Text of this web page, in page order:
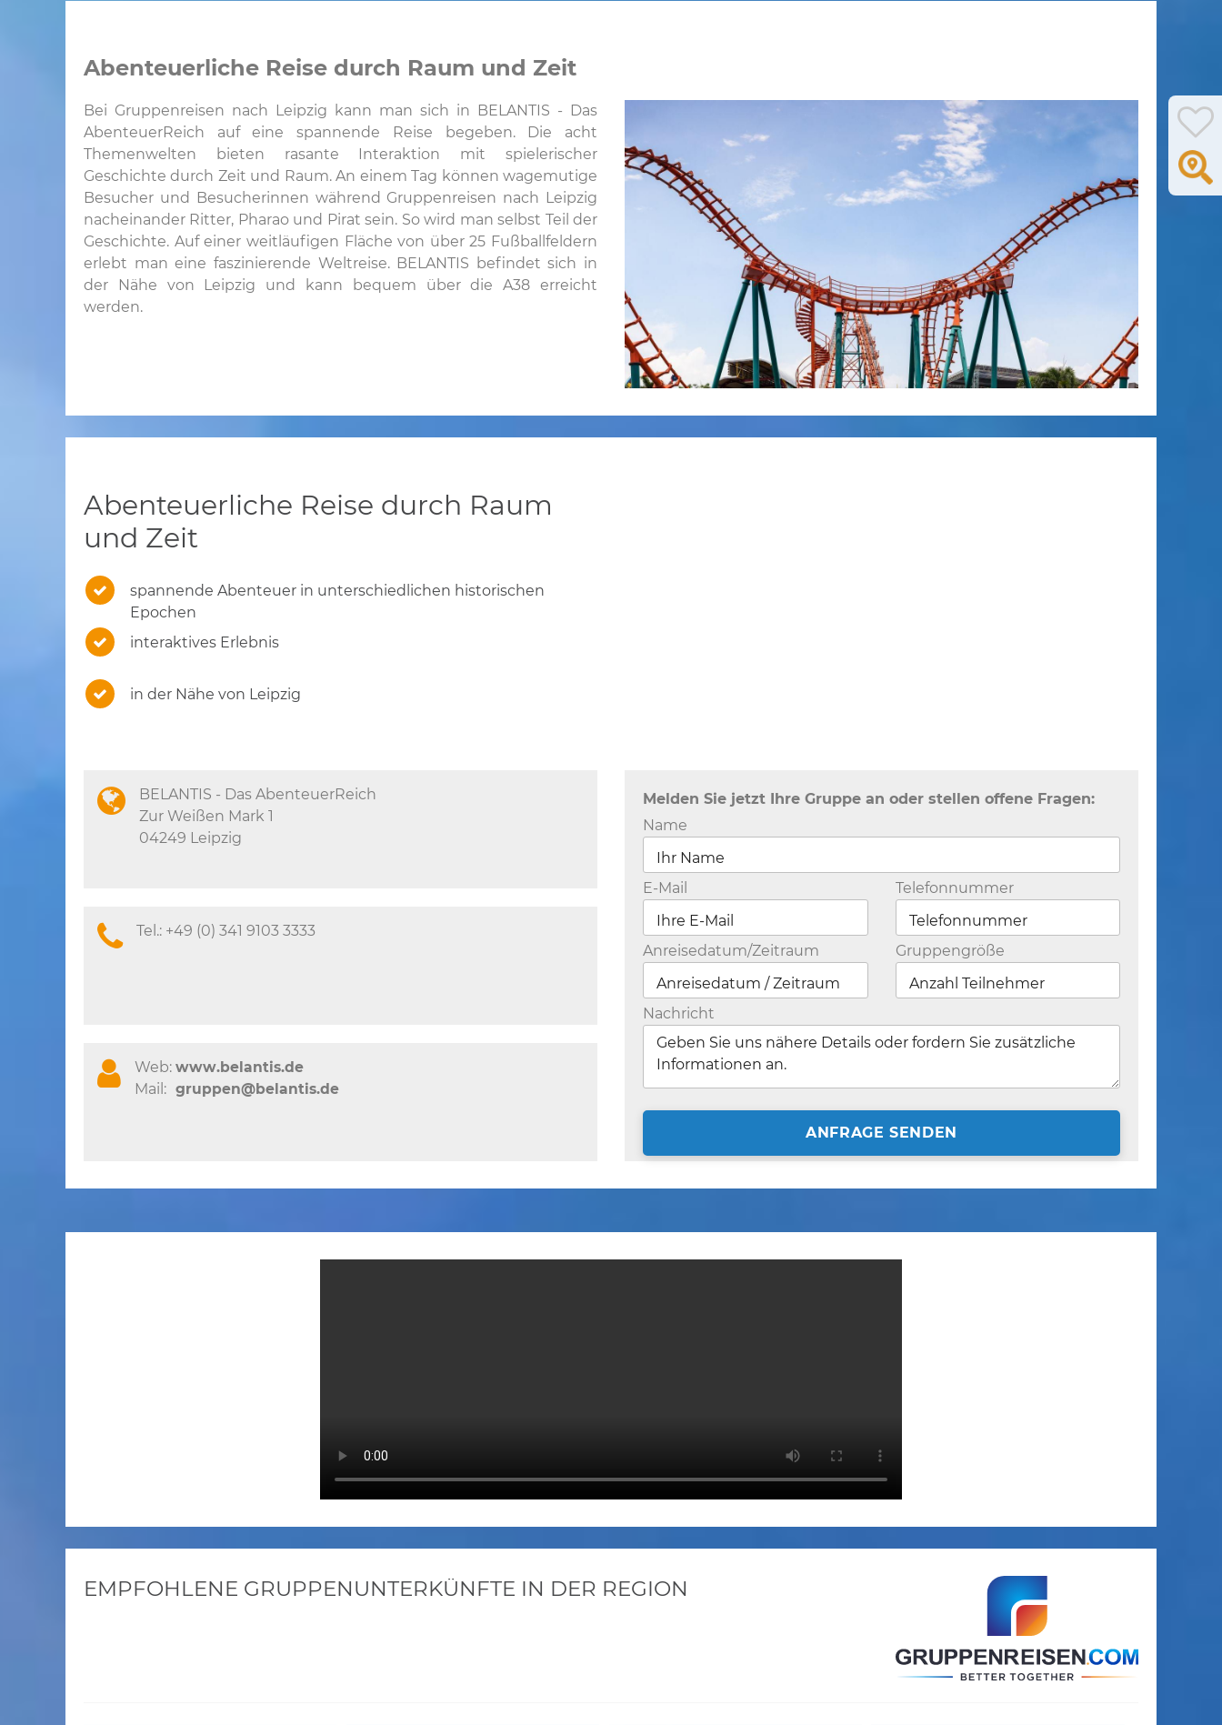
Abenteuerliche Reise durch Raum und Zeit
Bei Gruppenreisen nach Leipzig kann man sich in BELANTIS - Das
AbenteuerReich auf eine spannende Reise begeben. Die acht
Themenwelten bieten rasante Interaktion mit spielerischer
Geschichte durch Zeit und Raum. An einem Tag können wagemutige
Besucher und Besucherinnen während Gruppenreisen nach Leipzig
nacheinander Ritter, Pharao und Pirat sein. So wird man selbst Teil der
Geschichte. Auf einer weitläufigen Fläche von über 25 Fußballfeldern
erlebt man eine faszinierende Weltreise. BELANTIS befindet sich in
der Nähe von Leipzig und kann bequem über die A38 erreicht
werden.
Abenteuerliche Reise durch Raum
und Zeit
spannende Abenteuer in unterschiedlichen historischen
Epochen
interaktives Erlebnis
in der Nähe von Leipzig
BELANTIS - Das AbenteuerReich
Zur Weißen Mark 1
04249 Leipzig
Tel.: +49 (0) 341 9103 3333
Web: www.belantis.de
Mail: gruppen@belantis.de
Melden Sie jetzt Ihre Gruppe an oder stellen offene Fragen:
Name
E-Mail Telefonnummer
Anreisedatum/Zeitraum Gruppengröße
Nachricht
ANFRAGE SENDEN
EMPFOHLENE GRUPPENUNTERKÜNFTE IN DER REGION